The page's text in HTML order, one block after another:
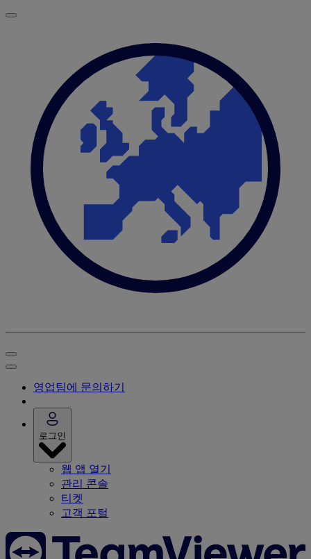
영업팀에 문의하기
로그인
웹 앱 열기
관리 콘솔
티켓
고객 포털